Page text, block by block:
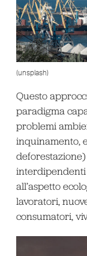
(unsplash)
Questo
paradigma
problemi
inquinamento,
interdipendenti
all’aspetto
lavoratori,
consumatori,